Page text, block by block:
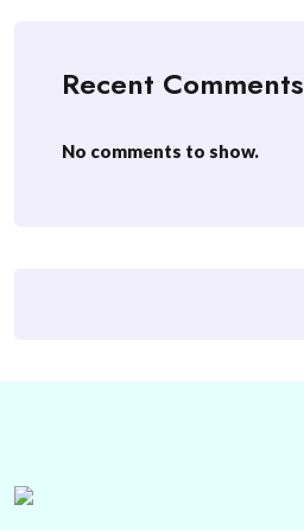
Recent Comments
No comments to show.